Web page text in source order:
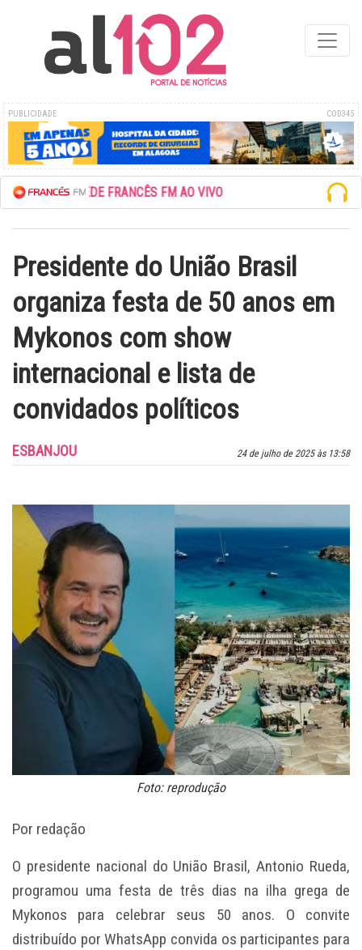
PUBLICIDADE COD345
A REDE FRANCÊS FM AO VIVO
Presidente do União Brasil
organiza festa de 50 anos em
Mykonos com show
internacional e lista de
convidados políticos
24 de julho de 2025 às 13:58
ESBANJOU
Foto: reprodução
Por redação
O presidente nacional do União Brasil, Antonio Rueda,
programou uma festa de três dias na ilha grega de
Mykonos para celebrar seus 50 anos. O convite
distribuído por WhatsApp convida os participantes para